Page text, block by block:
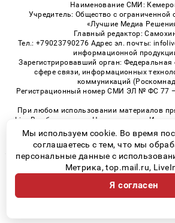
Наименование СМИ:
Учредитель: Общество с ограниченной
«Лучшие Медиа
Главный редактор:
Тел.: +79023790276 Адрес эл. почты:
информационной
Зарегистрировавший орган: Федеральная
сфере связи, информационных
коммуникаций
Регистрационный номер СМИ ЭЛ № ФС 77 —
При любом использовании материалов
Live.Ru обязательна. Цитирование в
при наличии письменного
© 2026 «Kem-Live» | Все права
Возрастная категория сайта
Политика
Мы используем cookie. Во время
соглашаетесь с тем, что мы
персональные данные с
Метрика, top.mail.ru,
Я согласен